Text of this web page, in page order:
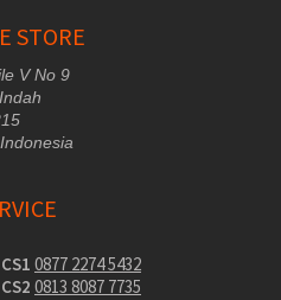
STORE
V No 9
CS1 0877 2274 5432
CS2 0813 8087 7735